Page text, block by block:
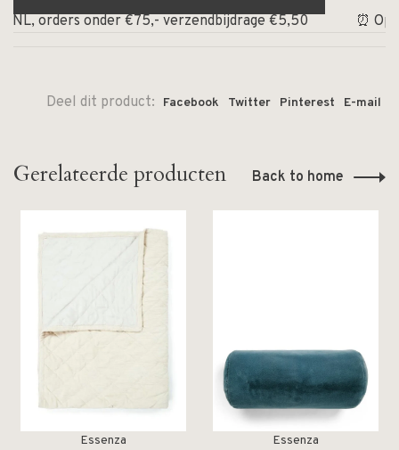
onder €75,- verzendbijdrage €5,50
⏰ Op
Deel dit product: Facebook Twitter Pinterest E-mail
Gerelateerde producten Back to home
Essenza Essenza